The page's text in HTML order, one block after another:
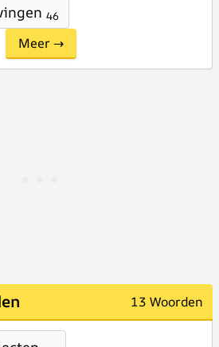
46
Meer →
13 Woorden